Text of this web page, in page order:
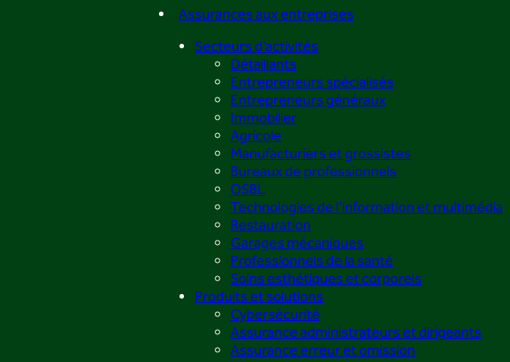
Assurances aux entreprises
Secteurs d’activités
Détaillants
Entrepreneurs spécialisés
Entrepreneurs généraux
Immobilier
Agricole
Manufacturiers et grossistes
Bureaux de professionnels
OSBL
Technologies de l’information et multimédia
Restauration
Garages mécaniques
Professionnels de la santé
Soins esthétiques et corporels
Produits et solutions
Cybersécurité
Assurance administrateurs et dirigeants
Assurance erreur et omission